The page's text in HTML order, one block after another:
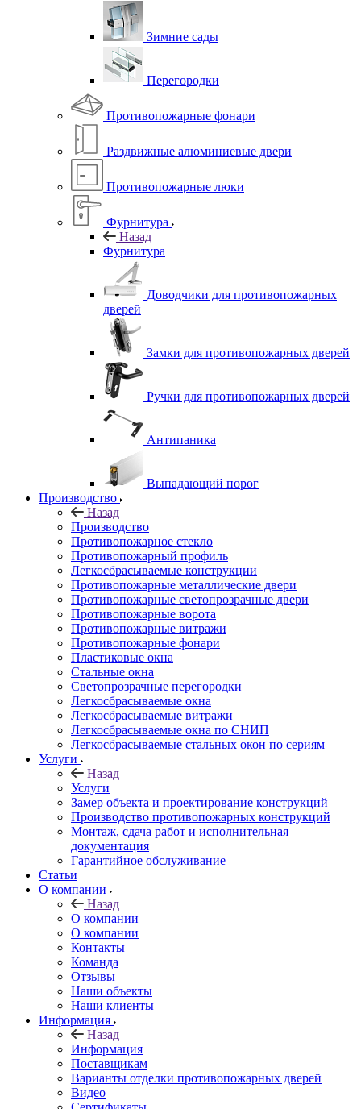
Зимние сады
Перегородки
Противопожарные фонари
Раздвижные алюминиевые двери
Противопожарные люки
Фурнитура
Назад
Фурнитура
Доводчики для противопожарных
дверей
Замки для противопожарных дверей
Ручки для противопожарных дверей
Антипаника
Выпадающий порог
Производство
Назад
Производство
Противопожарное стекло
Противопожарный профиль
Легкосбрасываемые конструкции
Противопожарные металлические двери
Противопожарные светопрозрачные двери
Противопожарные ворота
Противопожарные витражи
Противопожарные фонари
Пластиковые окна
Стальные окна
Светопрозрачные перегородки
Легкосбрасываемые окна
Легкосбрасываемые витражи
Легкосбрасываемые окна по СНИП
Легкосбрасываемые стальных окон по сериям
Услуги
Назад
Услуги
Замер объекта и проектирование конструкций
Производство противопожарных конструкций
Монтаж, сдача работ и исполнительная
документация
Гарантийное обслуживание
Статьи
О компании
Назад
О компании
О компании
Контакты
Команда
Отзывы
Наши объекты
Наши клиенты
Информация
Назад
Информация
Поставщикам
Варианты отделки противопожарных дверей
Видео